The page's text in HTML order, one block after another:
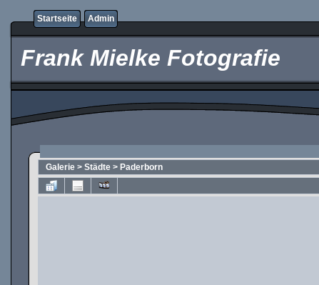
Startseite Admin
Frank Mielke Fotografie
Galerie > Städte > Paderborn